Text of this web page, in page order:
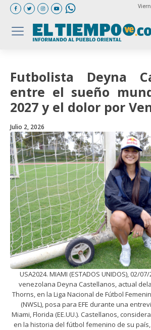
Futbolista Deyna
entre el sueño
2027 y el dolor por
Julio 2, 2026
USA2024. MIAMI (ESTADOS UNIDOS), 02/
venezolana Deyna Castellanos, actual
Thorns, en la Liga Nacional de Fútbol
(NWSL), posa para EFE durante una
Miami, Florida (EE.UU.). Castellanos,
en la historia del fútbol femenino de su